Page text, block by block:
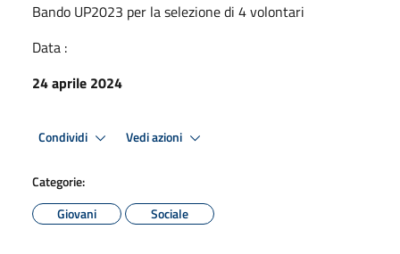
Bando UP2023 per la selezione di 4 volontari
Data :
24 aprile 2024
Condividi Vedi azioni
Categorie:
Giovani
Sociale